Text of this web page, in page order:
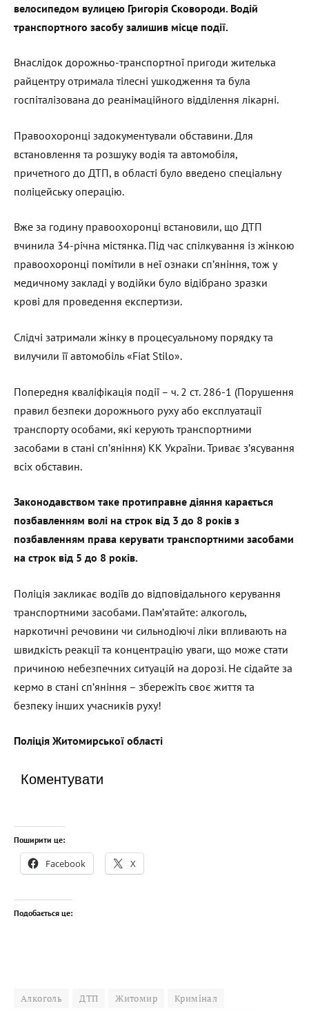
велосипедом вулицею Григорія Сковороди. Водій
транспортного засобу залишив місце події.
Внаслідок дорожньо-транспортної пригоди жителька
райцентру отримала тілесні ушкодження та була
госпіталізована до реанімаційного відділення лікарні.
Правоохоронці задокументували обставини. Для
встановлення та розшуку водія та автомобіля,
причетного до ДТП, в області було введено спеціальну
поліцейську операцію.
Вже за годину правоохоронці встановили, що ДТП
вчинила 34-річна містянка. Під час спілкування із жінкою
правоохоронці помітили в неї ознаки сп’яніння, тож у
медичному закладі у водійки було відібрано зразки
крові для проведення експертизи.
Слідчі затримали жінку в процесуальному порядку та
вилучили її автомобіль «Fiat Stilo».
Попередня кваліфікація події – ч. 2 ст. 286-1 (Порушення
правил безпеки дорожнього руху або експлуатації
транспорту особами, які керують транспортними
засобами в стані сп’яніння) КК України. Триває з’ясування
всіх обставин.
Законодавством таке протиправне діяння карається
позбавленням волі на строк від 3 до 8 років з
позбавленням права керувати транспортними засобами
на строк від 5 до 8 років.
Поліція закликає водіїв до відповідального керування
транспортними засобами. Пам’ятайте: алкоголь,
наркотичні речовини чи сильнодіючі ліки впливають на
швидкість реакції та концентрацію уваги, що може стати
причиною небезпечних ситуацій на дорозі. Не сідайте за
кермо в стані сп’яніння – збережіть своє життя та
безпеку інших учасників руху!
Поліція Житомирської області
Коментувати
Поширити це:
Facebook X
Подобається це:
Алкоголь ДТП Житомир
Кримінал